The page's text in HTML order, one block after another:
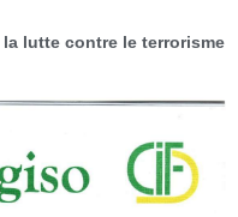
la lutte contre le terrorisme